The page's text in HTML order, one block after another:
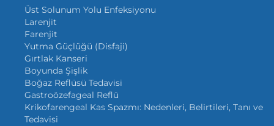
Üst Solunum Yolu Enfeksiyonu
Larenjit
Farenjit
Yutma Güçlüğü (Disfaji)
Gırtlak Kanseri
Boyunda Şişlik
Boğaz Reflüsü Tedavisi
Gastroözefageal Reflü
Krikofarengeal Kas Spazmı: Nedenleri, Belirtileri, Tanı ve
Tedavisi